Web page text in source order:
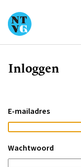
Kruimelpad
Inloggen
E-mailadres
Wachtwoord